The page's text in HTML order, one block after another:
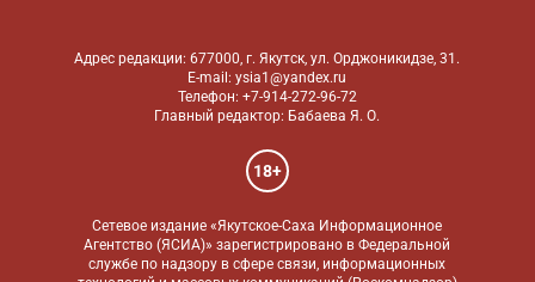
Адрес редакции: 677000, г. Якутск, ул. Орджоникидзе, 31.
E-mail: ysia1@yandex.ru
Телефон: +7-914-272-96-72
Главный редактор: Бабаева Я. О.
18+
Сетевое издание «Якутское-Саха Информационное
Агентство (ЯСИА)» зарегистрировано в Федеральной
службе по надзору в сфере связи, информационных